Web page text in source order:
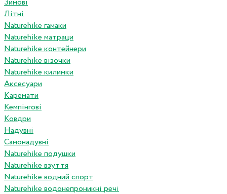
Зимові
Літні
Naturehike гамаки
Naturehike матраци
Naturehike контейнери
Naturehike візочки
Naturehike килимки
Аксесуари
Каремати
Кемпінгові
Ковдри
Надувні
Самонадувні
Naturehike подушки
Naturehike взуття
Naturehike водний спорт
Naturehike водонепроникні речі